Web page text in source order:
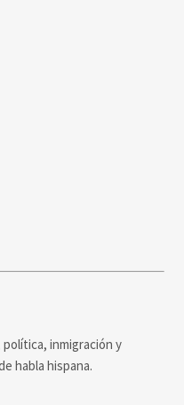
inmigración y
habla hispana.